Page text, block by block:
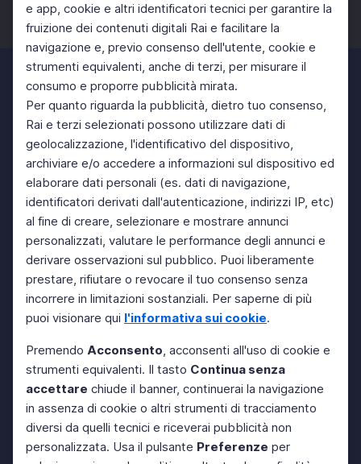
e app, cookie e altri identificatori tecnici per garantire la
fruizione dei contenuti digitali Rai e facilitare la
navigazione e, previo consenso dell'utente, cookie e
strumenti equivalenti, anche di terzi, per misurare il
consumo e proporre pubblicità mirata.
Per quanto riguarda la pubblicità, dietro tuo consenso,
Rai e terzi selezionati possono utilizzare dati di
geolocalizzazione, l'identificativo del dispositivo,
archiviare e/o accedere a informazioni sul dispositivo ed
elaborare dati personali (es. dati di navigazione,
identificatori derivati dall'autenticazione, indirizzi IP, etc)
al fine di creare, selezionare e mostrare annunci
personalizzati, valutare le performance degli annunci e
derivare osservazioni sul pubblico. Puoi liberamente
prestare, rifiutare o revocare il tuo consenso senza
incorrere in limitazioni sostanziali. Per saperne di più
puoi visionare qui l'informativa sui cookie.
Premendo Acconsento, acconsenti all'uso di cookie e
strumenti equivalenti. Il tasto Continua senza
accettare chiude il banner, continuerai la navigazione
in assenza di cookie o altri strumenti di tracciamento
diversi da quelli tecnici e riceverai pubblicità non
personalizzata. Usa il pulsante Preferenze per
Facebook Twitter Instagram